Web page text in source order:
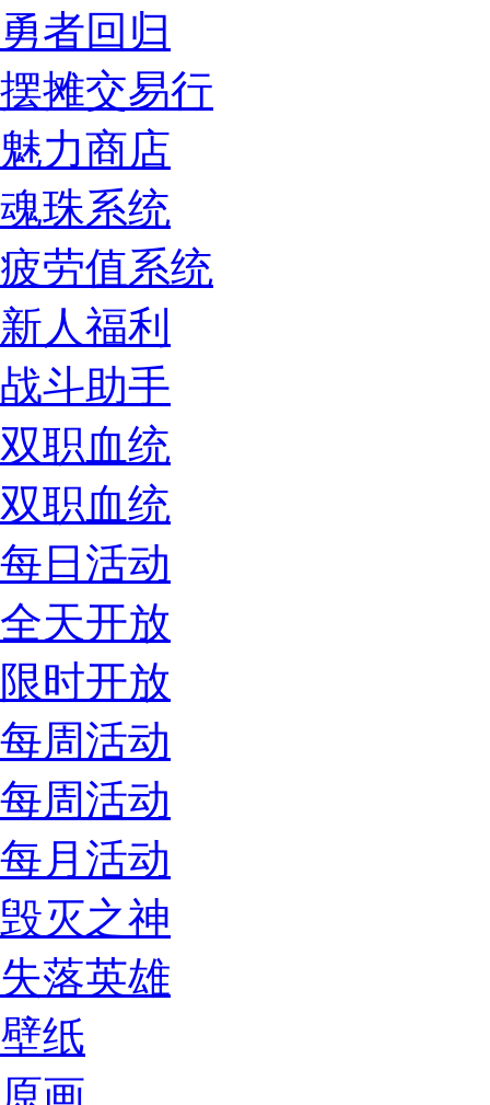
勇者回归
摆摊交易行
魅力商店
魂珠系统
疲劳值系统
新人福利
战斗助手
双职血统
双职血统
每日活动
全天开放
限时开放
每周活动
每周活动
每月活动
毁灭之神
失落英雄
壁纸